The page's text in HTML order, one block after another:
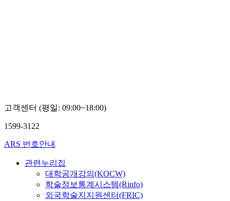
고객센터 (평일: 09:00~18:00)
1599-3122
ARS 번호안내
관련누리집
대학공개강의(KOCW)
학술정보통계시스템(Rinfo)
외국학술지지원센터(FRIC)